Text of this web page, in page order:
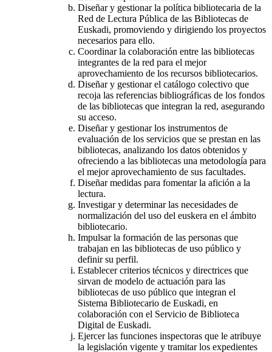
Diseñar y gestionar la política bibliotecaria de la
Red de Lectura Pública de las Bibliotecas de
Euskadi, promoviendo y dirigiendo los proyectos
necesarios para ello.
Coordinar la colaboración entre las bibliotecas
integrantes de la red para el mejor
aprovechamiento de los recursos bibliotecarios.
Diseñar y gestionar el catálogo colectivo que
recoja las referencias bibliográficas de los fondos
de las bibliotecas que integran la red, asegurando
su acceso.
Diseñar y gestionar los instrumentos de
evaluación de los servicios que se prestan en las
bibliotecas, analizando los datos obtenidos y
ofreciendo a las bibliotecas una metodología para
el mejor aprovechamiento de sus facultades.
Diseñar medidas para fomentar la afición a la
lectura.
Investigar y determinar las necesidades de
normalización del uso del euskera en el ámbito
bibliotecario.
Impulsar la formación de las personas que
trabajan en las bibliotecas de uso público y
definir su perfil.
Establecer criterios técnicos y directrices que
sirvan de modelo de actuación para las
bibliotecas de uso público que integran el
Sistema Bibliotecario de Euskadi, en
colaboración con el Servicio de Biblioteca
Digital de Euskadi.
Ejercer las funciones inspectoras que le atribuye
la legislación vigente y tramitar los expedientes